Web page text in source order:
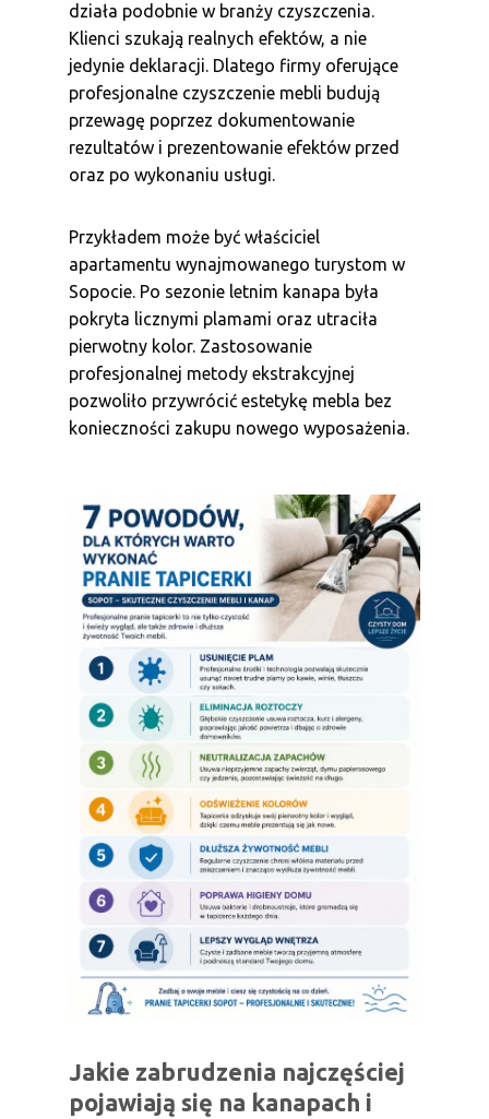
działa podobnie w branży czyszczenia.
Klienci szukają realnych efektów, a nie
jedynie deklaracji. Dlatego firmy oferujące
profesjonalne czyszczenie mebli budują
przewagę poprzez dokumentowanie
rezultatów i prezentowanie efektów przed
oraz po wykonaniu usługi.
Przykładem może być właściciel
apartamentu wynajmowanego turystom w
Sopocie. Po sezonie letnim kanapa była
pokryta licznymi plamami oraz utraciła
pierwotny kolor. Zastosowanie
profesjonalnej metody ekstrakcyjnej
pozwoliło przywrócić estetykę mebla bez
konieczności zakupu nowego wyposażenia.
Jakie zabrudzenia najczęściej
pojawiają się na kanapach i